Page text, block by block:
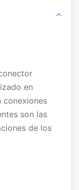
en
conexiones
son las
de los